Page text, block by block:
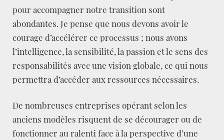
pour accompagner notre transition sont
abondantes. Je pense que nous devons avoir le
courage d’accélérer ce processus ; nous avons
l’intelligence, la sensibilité, la passion et le sens des
responsabilités avec une vision globale, ce qui nous
permettra d’accéder aux ressources nécessaires.
De nombreuses entreprises opérant selon les
anciens modèles risquent de se décourager ou de
fonctionner au ralenti face à la perspective d’une